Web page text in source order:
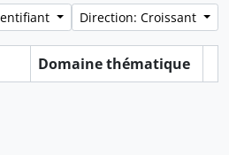
Direction: Croissant
Domaine thématique